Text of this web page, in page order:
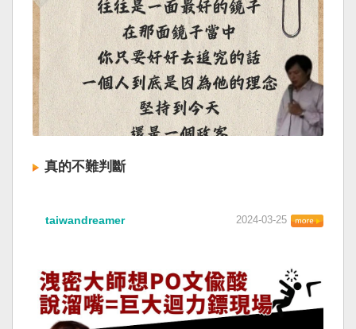
真的不難判斷
taiwandreamer 2024-03-25